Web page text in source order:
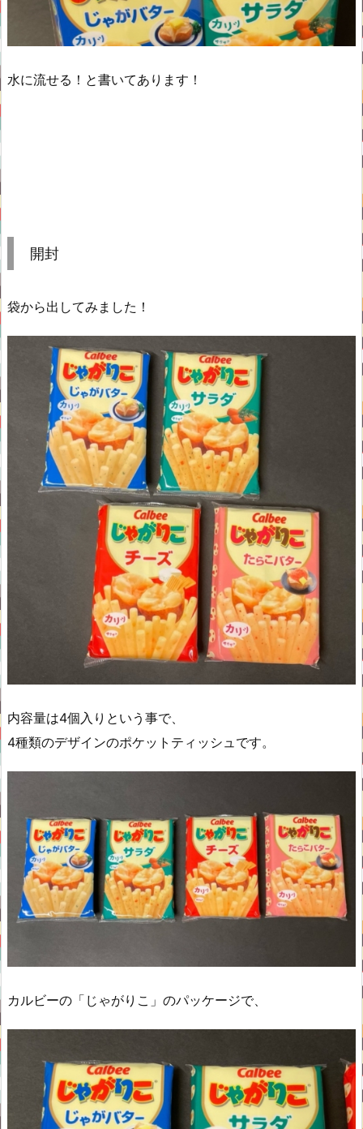
水に流せる！と書いてあります！
開封
袋から出してみました！
内容量は4個入りという事で、
4種類のデザインのポケットティッシュです。
カルビーの「じゃがりこ」のパッケージで、